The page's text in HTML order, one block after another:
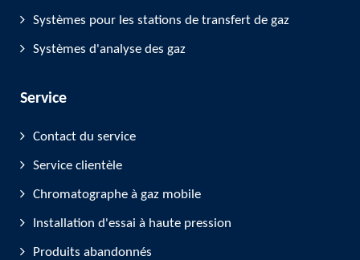
Systèmes pour les stations de transfert de gaz
Systèmes d'analyse des gaz
Service
Contact du service
Service clientèle
Chromatographe à gaz mobile
Installation d'essai à haute pression
Produits abandonnés